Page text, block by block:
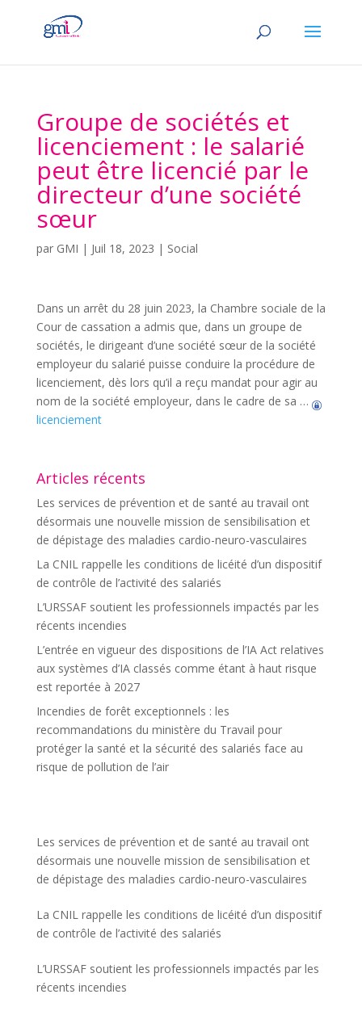
Groupe de sociétés et
licenciement : le salarié
peut être licencié par le
directeur d’une société
sœur
par GMI | Juil 18, 2023 | Social
Dans un arrêt du 28 juin 2023, la Chambre sociale de la
Cour de cassation a admis que, dans un groupe de
sociétés, le dirigeant d’une société sœur de la société
employeur du salarié puisse conduire la procédure de
licenciement, dès lors qu’il a reçu mandat pour agir au
nom de la société employeur, dans le cadre de sa …
licenciement
Articles récents
Les services de prévention et de santé au travail ont
désormais une nouvelle mission de sensibilisation et
de dépistage des maladies cardio-neuro-vasculaires
La CNIL rappelle les conditions de licéité d’un dispositif
de contrôle de l’activité des salariés
L’URSSAF soutient les professionnels impactés par les
récents incendies
L’entrée en vigueur des dispositions de l’IA Act relatives
aux systèmes d’IA classés comme étant à haut risque
est reportée à 2027
Incendies de forêt exceptionnels : les
recommandations du ministère du Travail pour
protéger la santé et la sécurité des salariés face au
risque de pollution de l’air
Les services de prévention et de santé au travail ont
désormais une nouvelle mission de sensibilisation et
de dépistage des maladies cardio-neuro-vasculaires
La CNIL rappelle les conditions de licéité d’un dispositif
de contrôle de l’activité des salariés
L’URSSAF soutient les professionnels impactés par les
récents incendies